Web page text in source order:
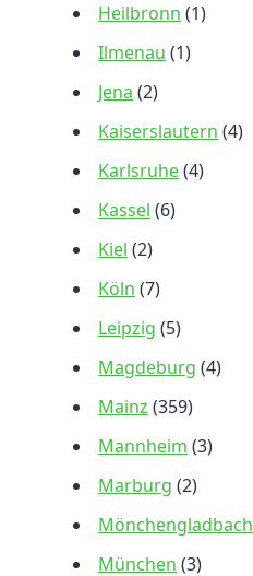
Heilbronn (1)
Ilmenau (1)
Jena (2)
Kaiserslautern (4)
Karlsruhe(4)
Kassel (6)
Kiel (2)
Köln (7)
Leipzig (5)
Magdeburg (4)
Mainz (359)
Mannheim (3)
Marburg (2)
Mönchengladbach
München (3)